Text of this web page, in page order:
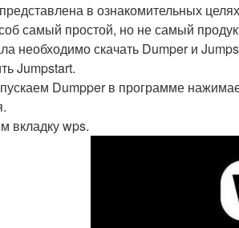
в ознакомительных
самый простой, но не самый
необходимо скачать Dumper и
Jumpstart.
Dumpper в программе
вкладку wps.